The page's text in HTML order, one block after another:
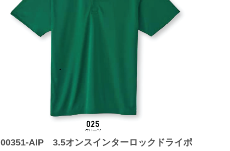
00351-AIP 3.5オンスインターロックドライポ